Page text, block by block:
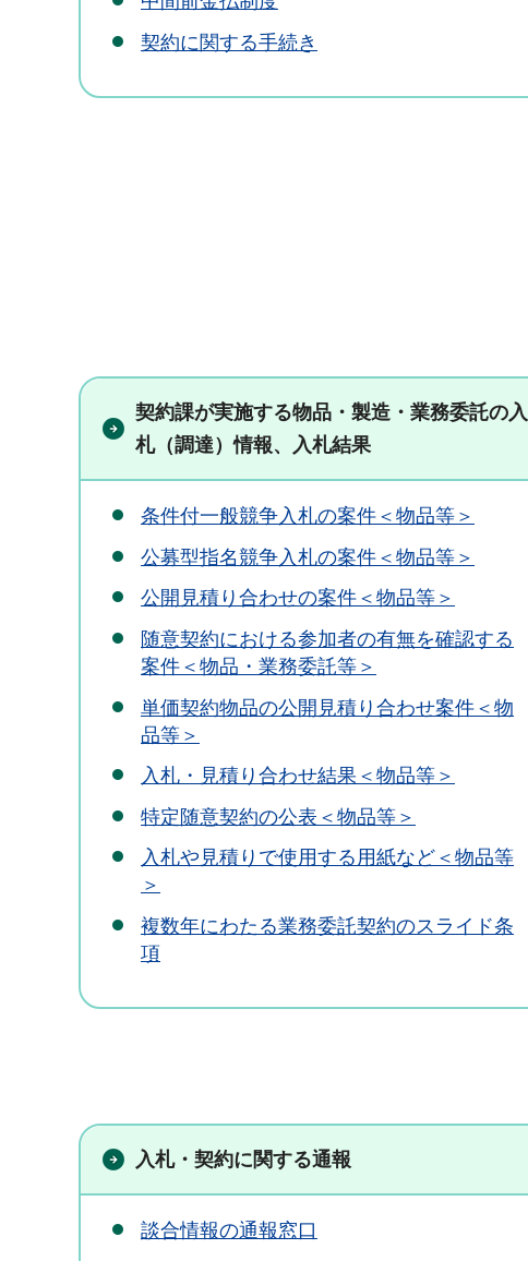
契約に関する手続き
契約課が実施する物品・製造・業務委託の入
札（調達）情報、入札結果
条件付一般競争入札の案件＜物品等＞
公募型指名競争入札の案件＜物品等＞
公開見積り合わせの案件＜物品等＞
随意契約における参加者の有無を確認する
案件＜物品・業務委託等＞
単価契約物品の公開見積り合わせ案件＜物
品等＞
入札・見積り合わせ結果＜物品等＞
特定随意契約の公表＜物品等＞
入札や見積りで使用する用紙など＜物品等
＞
複数年にわたる業務委託契約のスライド条
項
入札・契約に関する通報
談合情報の通報窓口